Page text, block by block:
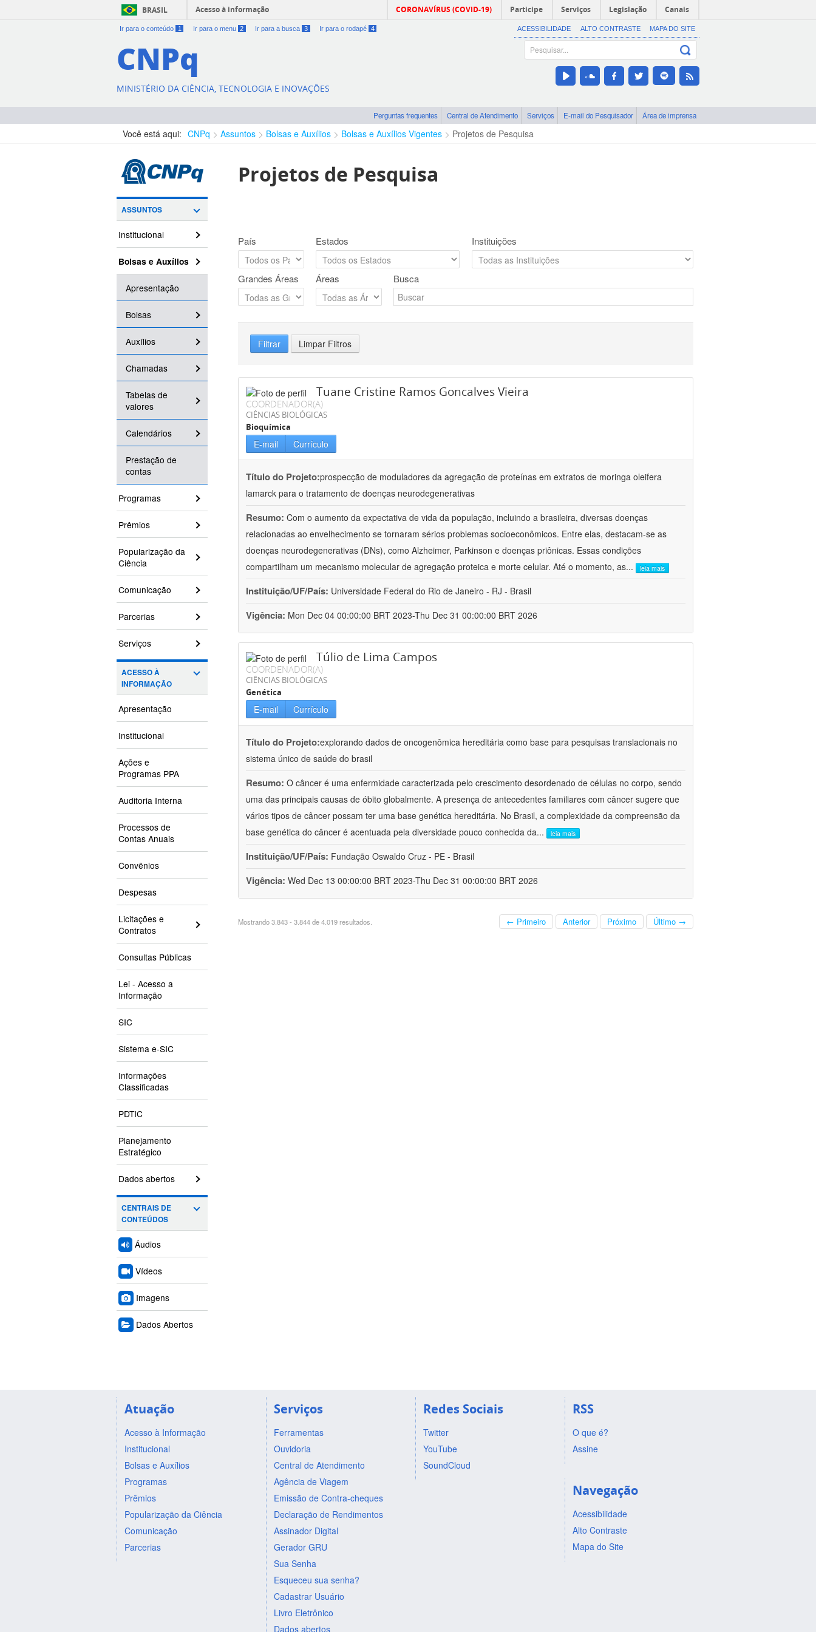
BRASIL Acesso à informação CORONAVÍRUS (COVID-19) Participe Serviços Legislação Canais
Ir para o conteúdo 1 Ir para o menu 2 Ir para a busca 3 Ir para o rodapé 4 ACESSIBILIDADE ALTO CONTRASTE MAPA DO SITE
CNPq
MINISTÉRIO DA CIÊNCIA, TECNOLOGIA E INOVAÇÕES
Perguntas frequentes Central de Atendimento Serviços E-mail do Pesquisador Área de imprensa
Você está aqui: CNPq Assuntos Bolsas e Auxílios Bolsas e Auxílios Vigentes Projetos de Pesquisa
ASSUNTOS
Institucional
Bolsas e Auxílios
Apresentação
Bolsas
Auxílios
Chamadas
Tabelas de
valores
Calendários
Prestação de
contas
Programas
Prêmios
Popularização da
Ciência
Comunicação
Parcerias
Serviços
ACESSO À
INFORMAÇÃO
Apresentação
Institucional
Ações e
Programas PPA
Auditoria Interna
Processos de
Contas Anuais
Convênios
Despesas
Licitações e
Contratos
Consultas Públicas
Lei - Acesso a
Informação
SIC
Sistema e-SIC
Informações
Classificadas
PDTIC
Planejamento
Estratégico
Dados abertos
CENTRAIS DE
CONTEÚDOS
Áudios
Vídeos
Imagens
Dados Abertos
Projetos de Pesquisa
País Estados Instituições
Grandes Áreas Áreas Busca
Filtrar Limpar Filtros
Tuane Cristine Ramos Goncalves Vieira
COORDENADOR(A)
CIÊNCIAS BIOLÓGICAS
Bioquímica
E-mail Currículo
Título do Projeto:prospecção de moduladores da agregação de proteínas em extratos de moringa oleifera
lamarck para o tratamento de doenças neurodegenerativas
Resumo: Com o aumento da expectativa de vida da população, incluindo a brasileira, diversas doenças
relacionadas ao envelhecimento se tornaram sérios problemas socioeconômicos. Entre elas, destacam-se as
doenças neurodegenerativas (DNs), como Alzheimer, Parkinson e doenças priônicas. Essas condições
compartilham um mecanismo molecular de agregação proteica e morte celular. Até o momento, as... leia mais
Instituição/UF/País: Universidade Federal do Rio de Janeiro - RJ - Brasil
Vigência: Mon Dec 04 00:00:00 BRT 2023-Thu Dec 31 00:00:00 BRT 2026
Túlio de Lima Campos
COORDENADOR(A)
CIÊNCIAS BIOLÓGICAS
Genética
E-mail Currículo
Título do Projeto:explorando dados de oncogenômica hereditária como base para pesquisas translacionais no
sistema único de saúde do brasil
Resumo: O câncer é uma enfermidade caracterizada pelo crescimento desordenado de células no corpo, sendo
uma das principais causas de óbito globalmente. A presença de antecedentes familiares com câncer sugere que
vários tipos de câncer possam ter uma base genética hereditária. No Brasil, a complexidade da compreensão da
base genética do câncer é acentuada pela diversidade pouco conhecida da... leia mais
Instituição/UF/País: Fundação Oswaldo Cruz - PE - Brasil
Vigência: Wed Dec 13 00:00:00 BRT 2023-Thu Dec 31 00:00:00 BRT 2026
Mostrando 3.843 - 3.844 de 4.019 resultados. ← Primeiro Anterior Próximo Último →
Atuação
Acesso à Informação
Institucional
Bolsas e Auxílios
Programas
Prêmios
Popularização da Ciência
Comunicação
Parcerias
Serviços
Ferramentas
Ouvidoria
Central de Atendimento
Agência de Viagem
Emissão de Contra-cheques
Declaração de Rendimentos
Assinador Digital
Gerador GRU
Sua Senha
Esqueceu sua senha?
Cadastrar Usuário
Livro Eletrônico
Dados abertos
Redes Sociais
Twitter
YouTube
SoundCloud
RSS
O que é?
Assine
Navegação
Acessibilidade
Alto Contraste
Mapa do Site